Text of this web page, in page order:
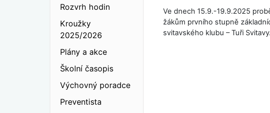
Rozvrh hodin
Kroužky
2025/2026
Plány a akce
Školní časopis
Výchovný poradce
Preventista
Ve dnech 15.9.-19.9.2025
žákům prvního stupně
svitavského klubu – Tuři